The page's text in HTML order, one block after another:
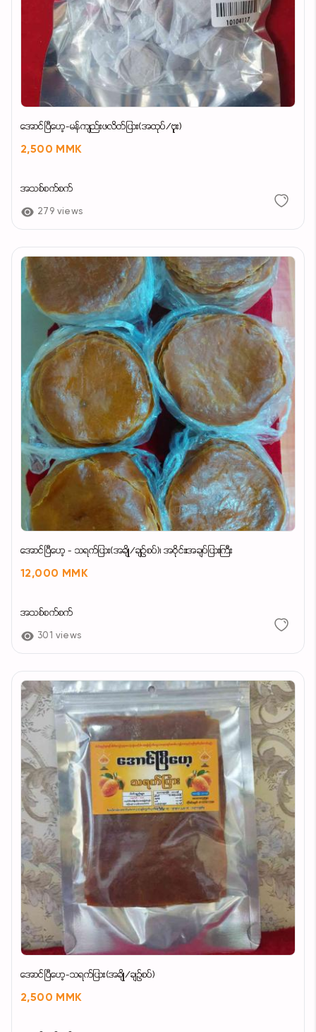
အောင်ပြီဟေ့-မန်ကျည်းဖလိတ်ပြား(အထုပ်/ဗူး)
2,500 MMK
အသစ်စက်စက်
279 views
အောင်ပြီဟေ့ - သရက်ပြား(အချို/ချဉ်စပ်)၊ အဝိုင်း၊အချပ်ပြားကြီး
12,000 MMK
အသစ်စက်စက်
301 views
အောင်ပြီဟေ့-သရက်ပြား(အချို/ချဉ်စပ်)
2,500 MMK